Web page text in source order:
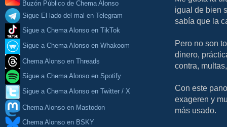
Buzón Público de Chema Alonso
Sigue El lado del mal en Telegram
Sigue a Chema Alonso en TikTok
Sigue a Chema Alonso en Whakoom
Chema Alonso en Threads
Sigue a Chema Alonso en Spotify
Sigue a Chema Alonso en Twitter / X
Chema Alonso en Mastodon
Chema Alonso en BSKY
igual de bien
sabía que la
Pero no son
dinero,
contra,
Con este
exageren y
más usado.